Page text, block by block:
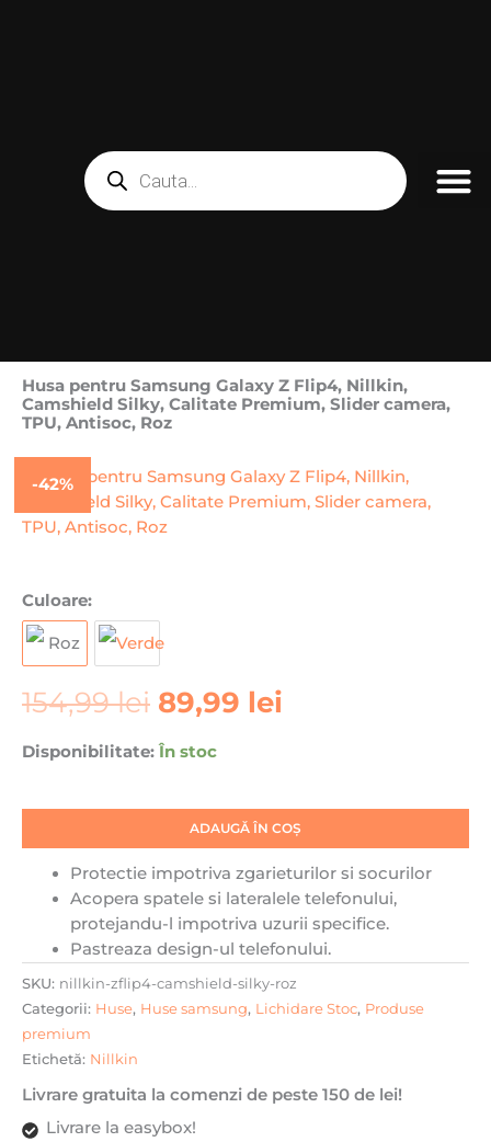
Products
search
Husa pentru Samsung Galaxy Z Flip4, Nillkin,
Camshield Silky, Calitate Premium, Slider camera,
TPU, Antisoc, Roz
-42%
Culoare:
154,99lei
inițial
a
fost:
154,99 lei.
89,99 lei
Disponibilitate: În stoc
Cantitate
Husa
pentru
Galaxy
Flip4,
Calitate
Premium,
Slider
camera,
TPU,
Antisoc,
Roz
ADAUGĂ ÎN COȘ
Protectie impotriva zgarieturilor si socurilor
Acopera spatele si lateralele telefonului,
protejandu-l impotriva uzurii specifice.
Pastreaza design-ul telefonului.
SKU: nillkin-zflip4-camshield-silky-roz
Categorii: Huse, Huse samsung, Lichidare Stoc, Produse
premium
Etichetă: Nillkin
Livrare gratuita la comenzi de peste 150 de lei!
Livrare la easybox!